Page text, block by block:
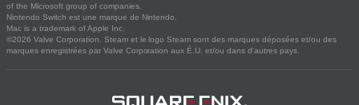
of the Microsoft group of companies.
Nintendo Switch est une marque de Nintendo.
Mac is a trademark of Apple Inc.
©2026 Valve Corporation. Steam et le logo Steam sont des marques déposées et/ou des
marques enregistrées par Valve Corporation aux É.U. et/ou dans d'autres pays.